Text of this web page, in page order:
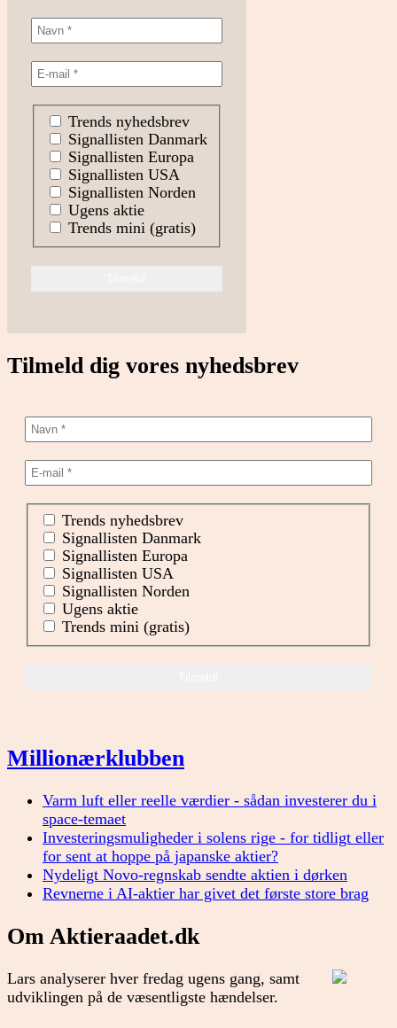
Trends nyhedsbrev
Signallisten Danmark
Signallisten Europa
Signallisten USA
Signallisten Norden
Ugens aktie
Trends mini (gratis)
Tilmeld dig vores nyhedsbrev
Trends nyhedsbrev
Signallisten Danmark
Signallisten Europa
Signallisten USA
Signallisten Norden
Ugens aktie
Trends mini (gratis)
Millionærklubben
Varm luft eller reelle værdier - sådan investerer du i
space-temaet
Investeringsmuligheder i solens rige - for tidligt eller
for sent at hoppe på japanske aktier?
Nydeligt Novo-regnskab sendte aktien i dørken
Revnerne i AI-aktier har givet det første store brag
Om Aktieraadet.dk
Lars analyserer hver fredag ugens gang, samt
udviklingen på de væsentligste hændelser.